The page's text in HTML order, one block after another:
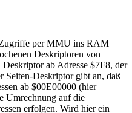
per MMU ins RAM
Deskriptoren von
ab Adresse $7F8, der
Seiten-Deskriptor gibt an, daß
ab $00E00000 (hier
Umrechnung auf die
erfolgen. Wird hier ein